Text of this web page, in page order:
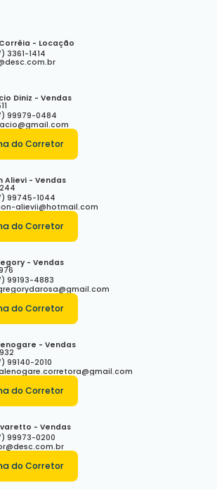
- Locação
3361-1414
Diniz - Vendas
99979-0484
do Corretor
Alievi - Vendas
99745-1044
alievii@hotmail.com
do Corretor
- Vendas
99193-4883
do Corretor
- Vendas
99140-2010
do Corretor
- Vendas
99973-0200
do Corretor